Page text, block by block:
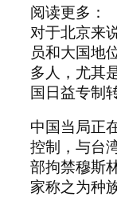
阅读更多：
对于北京来
员和大国地
多人，尤其
国日益专制
中国当局正
控制，与台
部拘禁穆斯
家称之为种